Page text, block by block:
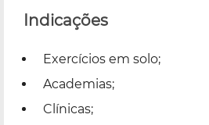
Indicações
Exercícios em solo;
Academias;
Clínicas;